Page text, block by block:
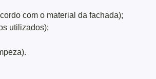
com o material da fachada);
utilizados);